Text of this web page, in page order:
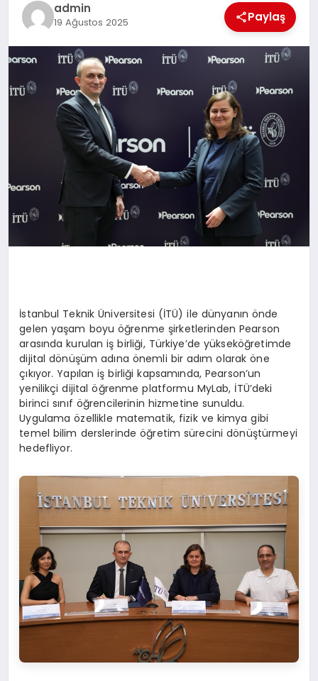
admin
19 Ağustos 2025 Paylaş
İstanbul Teknik Üniversitesi (İTÜ) ile dünyanın önde
gelen yaşam boyu öğrenme şirketlerinden Pearson
arasında kurulan iş birliği, Türkiye’de yükseköğretimde
dijital dönüşüm adına önemli bir adım olarak öne
çıkıyor. Yapılan iş birliği kapsamında, Pearson’un
yenilikçi dijital öğrenme platformu MyLab, İTÜ’deki
birinci sınıf öğrencilerinin hizmetine sunuldu.
Uygulama özellikle matematik, fizik ve kimya gibi
temel bilim derslerinde öğretim sürecini dönüştürmeyi
hedefliyor.